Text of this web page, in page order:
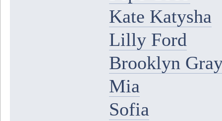
Kate Katysha
Lilly Ford
Brooklyn
Mia
Sofia